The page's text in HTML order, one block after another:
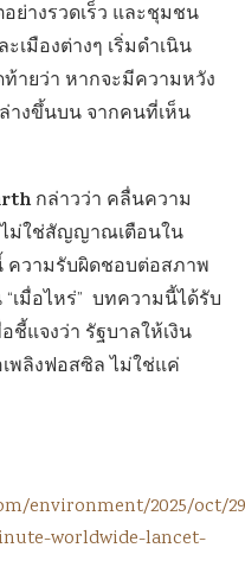
ย่างรวดเร็ว และชุมชน
มืองต่างๆ เริ่มดำเนิน
ท้ายว่า หากจะมีความหวัง
างขึ้นบน จากคนที่เห็น
กล่าวว่า คลื่นความ
ม่ใช่สัญญาณเตือนใน
ความรับผิดชอบต่อสภาพ
“เมื่อไหร่” บทความนี้ได้รับ
ชี้แจงว่า รัฐบาลให้เงิน
พลิงฟอสซิล ไม่ใช่แค่
environment/2025/oct/
worldwide-lancet-